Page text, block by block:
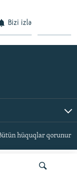
Bizi izlə
hüquqlar qorunur